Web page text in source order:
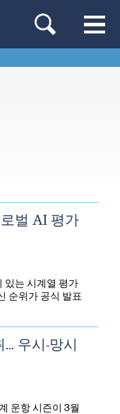
벌 AI 평가
있는 시계열 평가
순위가 공식 발표
우시-망시
운항 시즌이 3월